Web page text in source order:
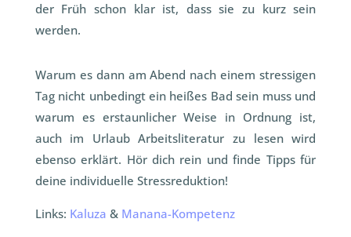
der Früh schon klar ist, dass sie zu kurz sein
werden.
Warum es dann am Abend nach einem stressigen
Tag nicht unbedingt ein heißes Bad sein muss und
warum es erstaunlicher Weise in Ordnung ist,
auch im Urlaub Arbeitsliteratur zu lesen wird
ebenso erklärt. Hör dich rein und finde Tipps für
deine individuelle Stressreduktion!
Links: Kaluza & Manana-Kompetenz